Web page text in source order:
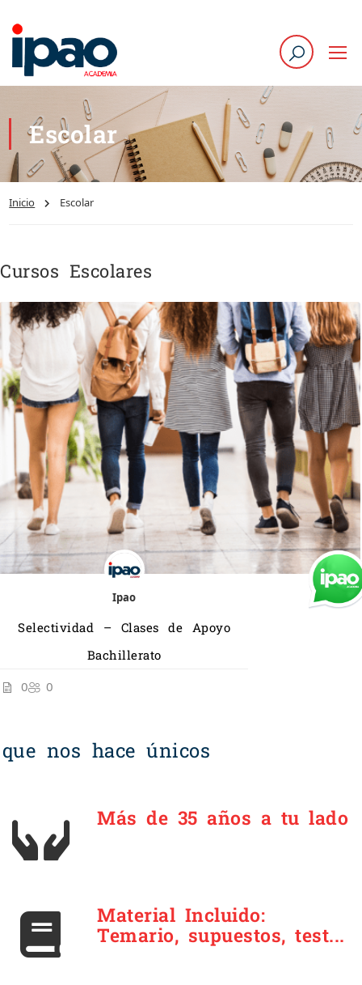
Escolar
Inicio Escolar
Cursos Escolares
Ipao
Selectividad – Clases de Apoyo
Bachillerato
0
0
nos hace únicos
Más de 35 años a tu lado
Material Incluido:
Temario, supuestos, test...